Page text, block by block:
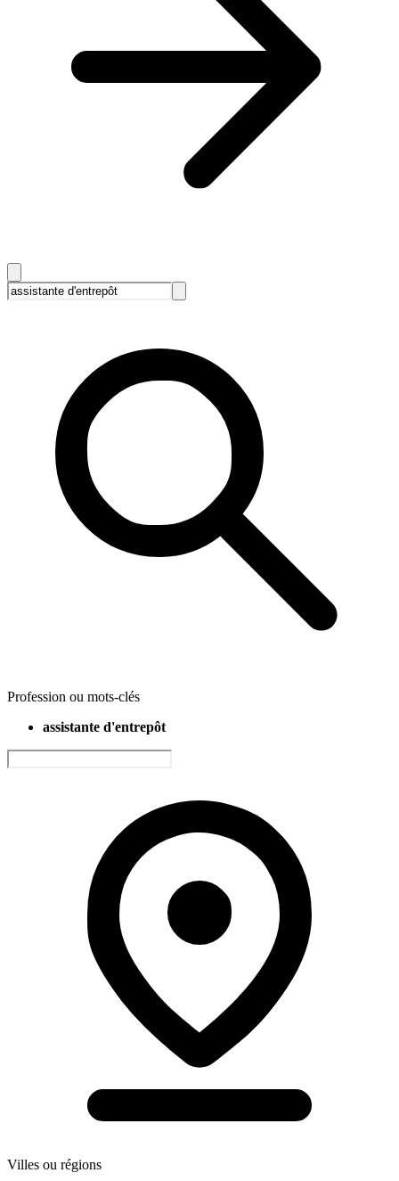
Profession ou mots-clés
assistante d'entrepôt
Villes ou régions